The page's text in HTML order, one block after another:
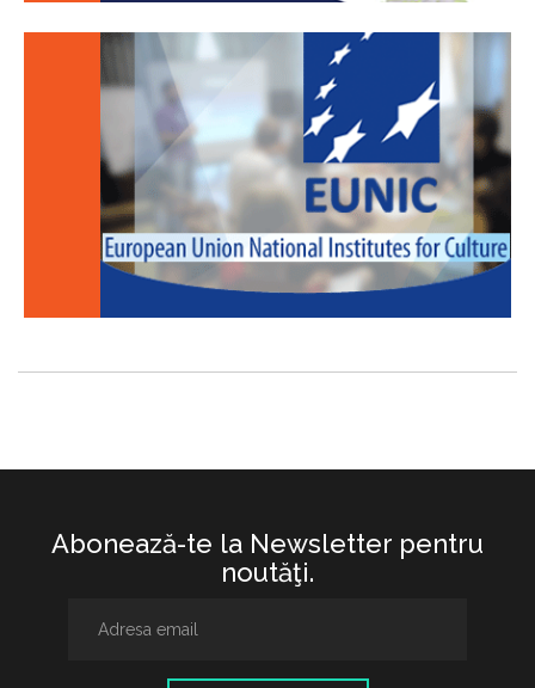
Abonează-te la Newsletter pentru
noutăţi.